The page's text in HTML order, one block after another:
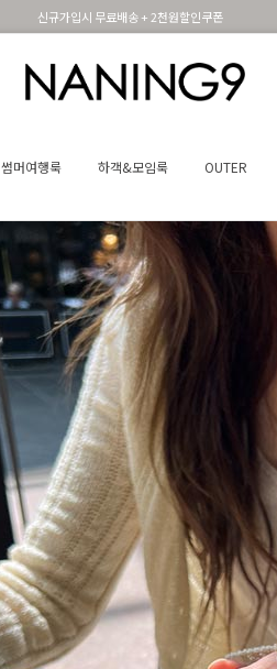
휴면 해제시 무료배송쿠폰
썸머여행룩 하객&모임룩 OUTER